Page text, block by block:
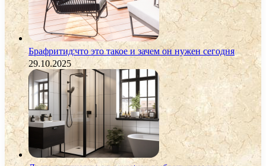
Брафритид:что это такое и зачем он нужен сегодня
29.10.2025